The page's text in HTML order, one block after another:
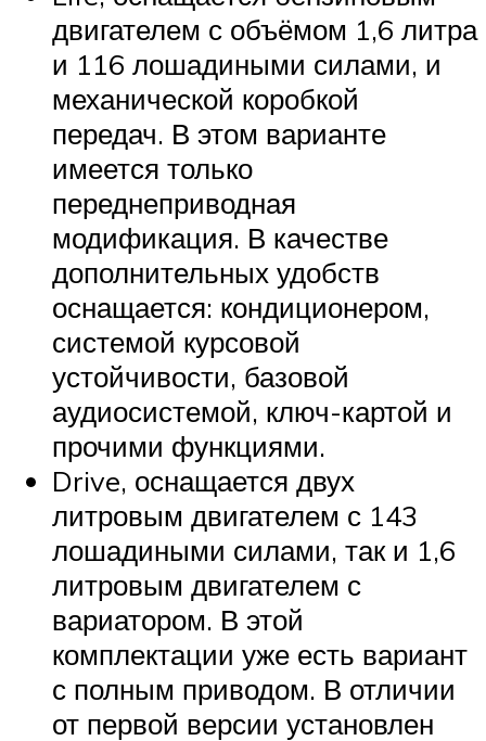
двигателем с объёмом 1,6 литра
и 116 лошадиными силами, и
механической коробкой
передач. В этом варианте
имеется только
переднеприводная
модификация. В качестве
дополнительных удобств
оснащается: кондиционером,
системой курсовой
устойчивости, базовой
аудиосистемой, ключ-картой и
прочими функциями.
Drive, оснащается двух
литровым двигателем с 143
лошадиными силами, так и 1,6
литровым двигателем с
вариатором. В этой
комплектации уже есть вариант
с полным приводом. В отличии
от первой версии установлен